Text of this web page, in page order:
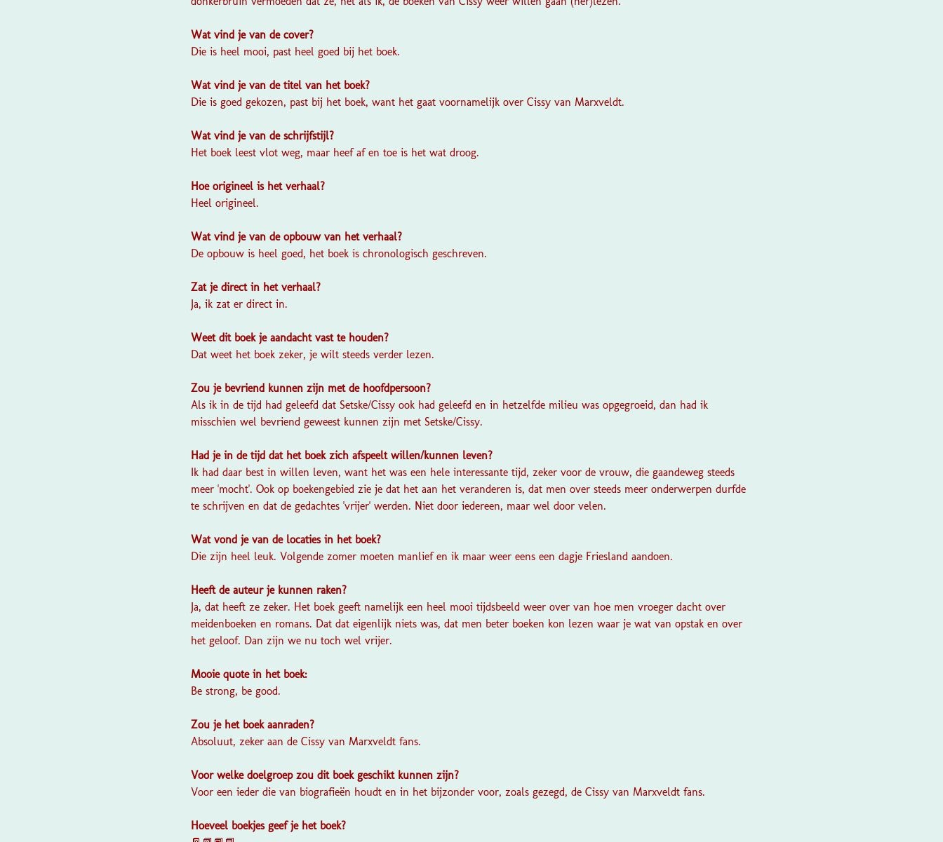
Wat vind je van de cover?
Die is heel mooi, past heel goed bij het boek.
Wat vind je van de titel van het boek?
Die is goed gekozen, past bij het boek, want het gaat voornamelijk over Cissy van Marxveldt.
Wat vind je van de schrijfstijl?
Het boek leest vlot weg, maar heef af en toe is het wat droog.
Hoe origineel is het verhaal?
Heel origineel.
Wat vind je van de opbouw van het verhaal?
De opbouw is heel goed, het boek is chronologisch geschreven.
Zat je direct in het verhaal?
Ja, ik zat er direct in.
Weet dit boek je aandacht vast te houden?
Dat weet het boek zeker, je wilt steeds verder lezen.
Zou je bevriend kunnen zijn met de hoofdpersoon?
Als ik in de tijd had geleefd dat Setske/Cissy ook had geleefd en in hetzelfde milieu was opgegroeid, dan had ik
misschien wel bevriend geweest kunnen zijn met Setske/Cissy.
Had je in de tijd dat het boek zich afspeelt willen/kunnen leven?
Ik had daar best in willen leven, want het was een hele interessante tijd, zeker voor de vrouw, die gaandeweg steeds
meer 'mocht'. Ook op boekengebied zie je dat het aan het veranderen is, dat men over steeds meer onderwerpen durfde
te schrijven en dat de gedachtes 'vrijer' werden. Niet door iedereen, maar wel door velen.
Wat vond je van de locaties in het boek?
Die zijn heel leuk. Volgende zomer moeten manlief en ik maar weer eens een dagje Friesland aandoen.
Heeft de auteur je kunnen raken?
Ja, dat heeft ze zeker. Het boek geeft namelijk een heel mooi tijdsbeeld weer over van hoe men vroeger dacht over
meidenboeken en romans. Dat dat eigenlijk niets was, dat men beter boeken kon lezen waar je wat van opstak en over
het geloof. Dan zijn we nu toch wel vrijer.
Mooie quote in het boek:
Be strong, be good.
Zou je het boek aanraden?
Absoluut, zeker aan de Cissy van Marxveldt fans.
Voor welke doelgroep zou dit boek geschikt kunnen zijn?
Voor een ieder die van biografieën houdt en in het bijzonder voor, zoals gezegd, de Cissy van Marxveldt fans.
Hoeveel boekjes geef je het boek?